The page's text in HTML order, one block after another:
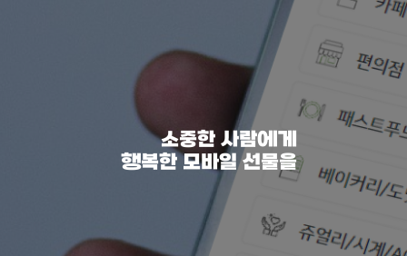
소중한 사람에게
행복한 모바일 선물을